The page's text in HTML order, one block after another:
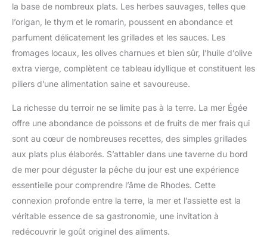
la base de nombreux plats. Les herbes sauvages, telles que
l’origan, le thym et le romarin, poussent en abondance et
parfument délicatement les grillades et les sauces. Les
fromages locaux, les olives charnues et bien sûr, l’huile d’olive
extra vierge, complètent ce tableau idyllique et constituent les
piliers d’une alimentation saine et savoureuse.
La richesse du terroir ne se limite pas à la terre. La mer Égée
offre une abondance de poissons et de fruits de mer frais qui
sont au cœur de nombreuses recettes, des simples grillades
aux plats plus élaborés. S’attabler dans une taverne du bord
de mer pour déguster la pêche du jour est une expérience
essentielle pour comprendre l’âme de Rhodes. Cette
connexion profonde entre la terre, la mer et l’assiette est la
véritable essence de sa gastronomie, une invitation à
redécouvrir le goût originel des aliments.